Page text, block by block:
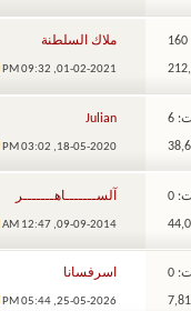
ملاك السلطنة
01-02-2021,
09:32 PM
6
Julian
18-05-2020,
03:02 PM
0 آلســـــــاهـــــــر
09-09-2014,
12:47 AM
0 اسرفسانا
25-05-2026,
05:44 PM